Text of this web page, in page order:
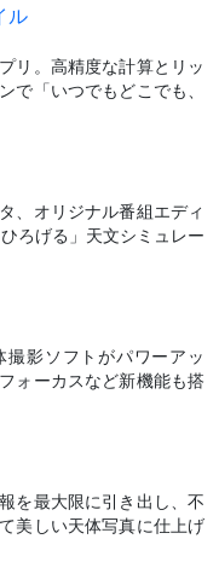
ル
リ。高精度な計算とリッ
で「いつでもどこでも、
、オリジナル番組エディ
ろげる」天文シミュレー
影ソフトがパワーアッ
ォーカスなど新機能も搭
を最大限に引き出し、不
美しい天体写真に仕上げ